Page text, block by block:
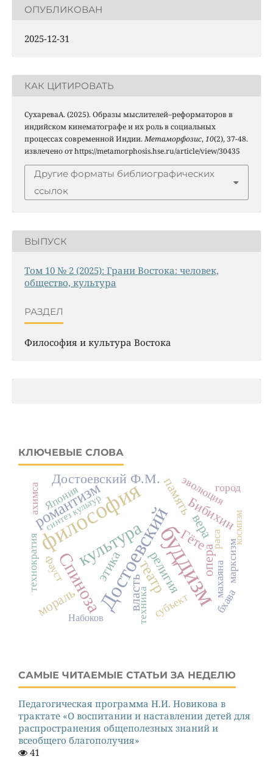
ОПУБЛИКОВАН
2025-12-31
КАК ЦИТИРОВАТЬ
СухареваА. (2025). Образы мыслителей–реформаторов в
индийском кинематографе и их роль в социальных
процессах современной Индии.Метаморфозис,10(2), 37-48.
извлечено от https://metamorphosis.hse.ru/article/view/30435
Другие форматы библиографических
ссылок
ВЫПУСК
Том 10 № 2 (2025): Грани Востока: человек,
общество, культура
РАЗДЕЛ
Философия и культура Востока
КЛЮЧЕВЫЕ СЛОВА
буддизм
философия
Достоевский
культура
Спиноза театр
романтизм
этика
Гёте
память
Достоевский Ф.М.
религия
Бибихин
мораль власть
вера
опера
субъект
махаяна
технократия
эволюция
раса
бхава
техника
город
Фауст марксизм
Япония
ахимса
космизм
Набоков
синтез культур
САМЫЕ ЧИТАЕМЫЕ СТАТЬИ ЗА НЕДЕЛЮ
Педагогическая программа Н.И. Новикова в
трактате «О воспитании и наставлении детей для
распространения общеполезных знаний и
всеобщего благополучия»
41